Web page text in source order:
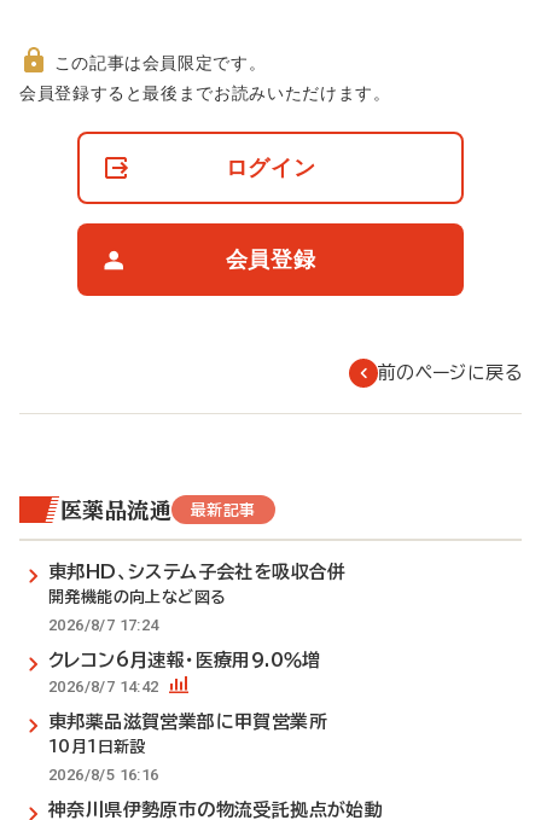
非
この記事は会員限定です。
会員登録すると最後までお読みいただけます。
ログイン
会員登録
前のページに戻る
医薬品流通 最新記事
東邦HD、システム子会社を吸収合併
開発機能の向上など図る
2026/8/7 17:24
クレコン6月速報・医療用9.0％増
2026/8/7 14:42
東邦薬品滋賀営業部に甲賀営業所
10月1日新設
2026/8/5 16:16
神奈川県伊勢原市の物流受託拠点が始動